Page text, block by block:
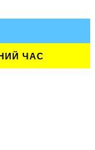
ЧАС